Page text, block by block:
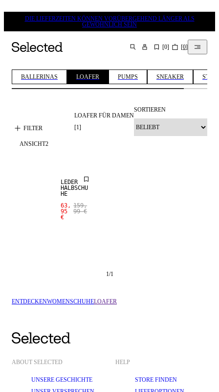
DIE LIEFERZEITEN KÖNNEN VORÜBERGEHEND LÄNGER ALS
GEWÖHNLICH SEIN
SUCHEN [0] [0]
BALLERINAS LOAFER PUMPS SNEAKER
FILTER
LOAFER FÜR DAMEN
[1]
SORTIEREN
ANSICHT2
LEDER
HALBSCHU
HE
63,
95
€
159,
99 €
1/1
ENTDECKENWOMENSCHUHELOAFER
ABOUT SELECTED
UNSERE GESCHICHTE
HELP
STORE FINDEN